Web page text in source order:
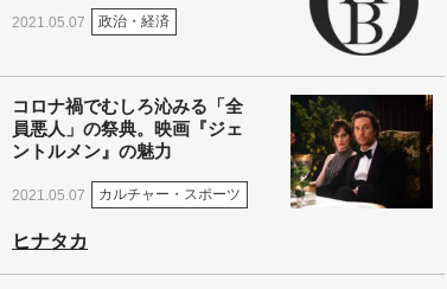
2021.05.07 政治・経済
コロナ禍でむしろ沁みる「全
員悪人」の祭典。映画『ジェ
ントルメン』の魅力
2021.05.07 カルチャー・スポーツ
ヒナタカ